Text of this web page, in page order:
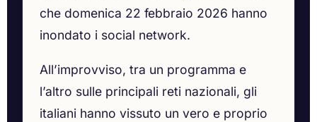
che domenica 22 febbraio 2026 hanno
inondato i social network.
All’improvviso, tra un programma e
l’altro sulle principali reti nazionali, gli
italiani hanno vissuto un vero e proprio